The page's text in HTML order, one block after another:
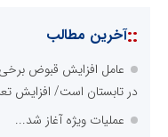
::آخرین مطالب
عامل افزایش قبوض
در تابستان است/ افزایش
عملیات ویژه آغاز شد...